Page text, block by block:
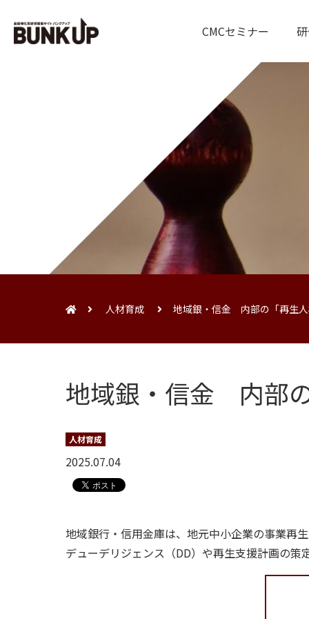
CMCセミナー
人材育成 地域銀・信金 内部の「再生
地域銀・信金 内部
人材育成
2025.07.04
地域銀行・信用金庫は、地元中小企業の事業再
デューデリジェンス（DD）や再生支援計画の策